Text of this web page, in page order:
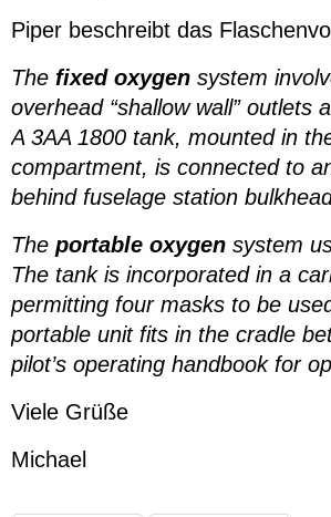
Piper beschreibt das
The fixed oxygen system
overhead “shallow wall” outlets
A 3AA 1800 tank, mounted in
compartment, is connected to
behind fuselage station
The portable oxygen system
The tank is incorporated in a
permitting four masks to be
portable unit fits in the cradle
pilot’s operating handbook for
Viele Grüße
Michael